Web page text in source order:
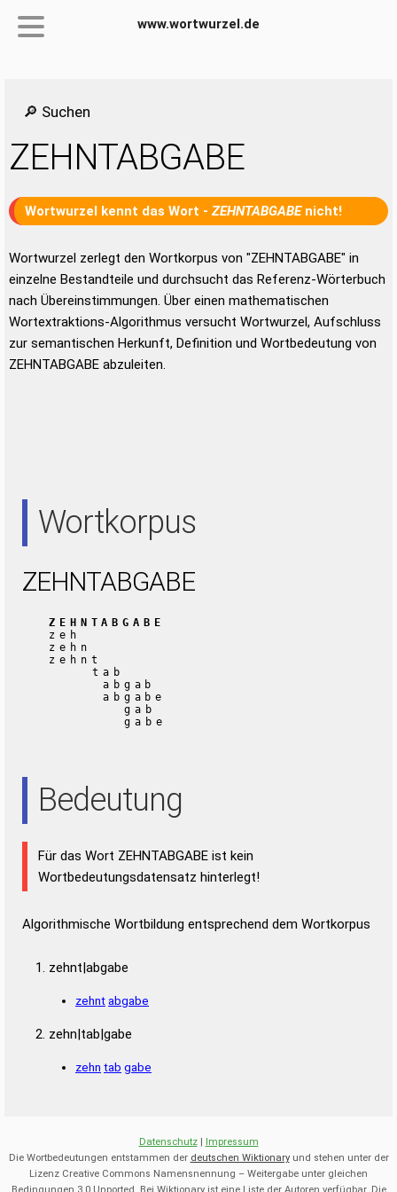
www.wortwurzel.de
🔎 Suchen
ZEHNTABGABE
Wortwurzel kennt das Wort -ZEHNTABGABEnicht!
Wortwurzel zerlegt den Wortkorpus von "ZEHNTABGABE" in
einzelne Bestandteile und durchsucht das Referenz-Wörterbuch
nach Übereinstimmungen. Über einen mathematischen
Wortextraktions-Algorithmus versucht Wortwurzel, Aufschluss
zur semantischen Herkunft, Definition und Wortbedeutung von
ZEHNTABGABE abzuleiten.
Wortkorpus
ZEHNTABGABE
ZEHNTABGABE
zeh
zehn
zehnt
tab
abgab
abgabe
gab
gabe
Bedeutung
Für das Wort ZEHNTABGABE ist kein
Wortbedeutungsdatensatz hinterlegt!
Algorithmische Wortbildung entsprechend dem Wortkorpus
zehnt|abgabe
zehntabgabe
zehn|tab|gabe
zehn tab gabe
Datenschutz| Impressum
Die Wortbedeutungen entstammen der deutschen Wiktionaryund stehen unter der
Lizenz Creative Commons Namensnennung – Weitergabe unter gleichen